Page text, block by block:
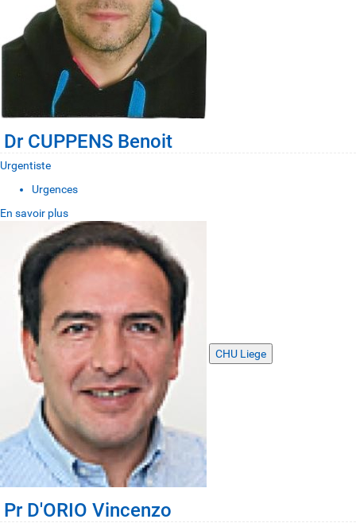
Dr CUPPENS Benoit
Urgentiste
Urgences
En savoir plus
CHU Liege
Pr D'ORIO Vincenzo